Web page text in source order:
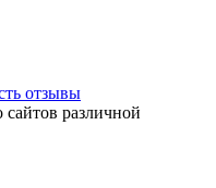
отзывы
сайтов различной